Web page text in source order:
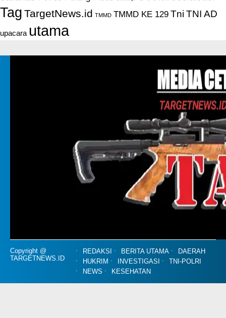
Tag TargetNews.id TMMD TMMD KE 129 Tni TNI AD
upacara utama
Copyright @
TARGETNEWS.ID
REDAKSI BERITA UTAMA
DAERAH
HUKRIM
INVESTIGASI
TNI-POLRI
NEWS
KESEHATAN